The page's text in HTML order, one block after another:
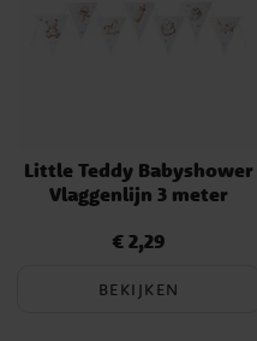
Little Teddy Babyshower
Vlaggenlijn 3 meter
Prijs :€ 2,29
€ 2,29
BEKIJKEN